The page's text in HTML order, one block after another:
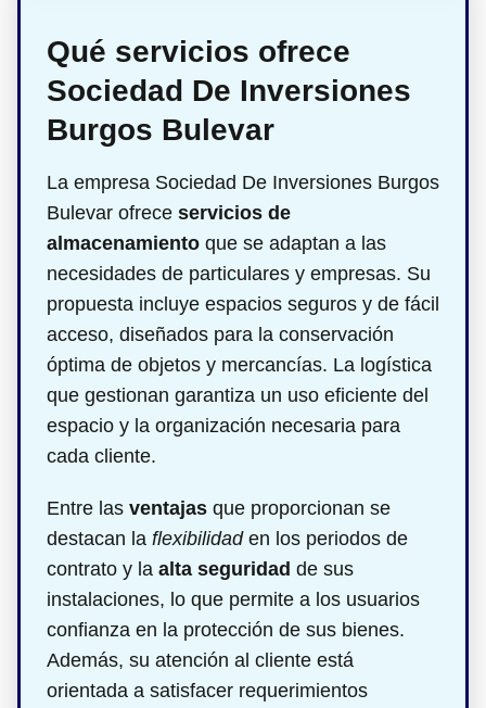
Qué servicios ofrece
Sociedad De Inversiones
Burgos Bulevar
La empresa Sociedad De Inversiones Burgos
Bulevar ofrece servicios de
almacenamiento que se adaptan a las
necesidades de particulares y empresas. Su
propuesta incluye espacios seguros y de fácil
acceso, diseñados para la conservación
óptima de objetos y mercancías. La logística
que gestionan garantiza un uso eficiente del
espacio y la organización necesaria para
cada cliente.
Entre las ventajas que proporcionan se
destacan la flexibilidaden los periodos de
contrato y la alta seguridad de sus
instalaciones, lo que permite a los usuarios
confianza en la protección de sus bienes.
Además, su atención al cliente está
orientada a satisfacer requerimientos